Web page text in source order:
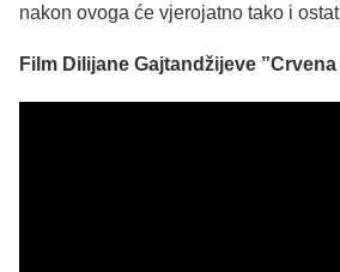
nakon ovoga će vjerojatno tako i
Film Dilijane Gajtandžijeve ”Crvena